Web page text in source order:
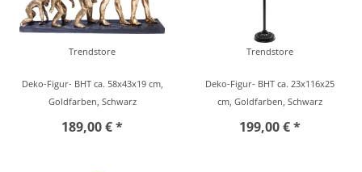
Trendstore
Deko-Figur- BHT ca. 58x43x19 cm,
Goldfarben, Schwarz
189,00 € *
Trendstore
Deko-Figur- BHT ca. 23x116x25
cm, Goldfarben, Schwarz
199,00 € *